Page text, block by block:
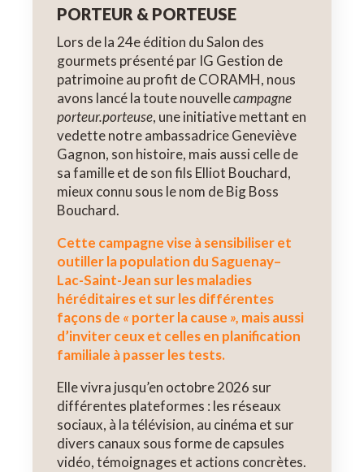
PORTEUR & PORTEUSE
Lors de la 24e édition du Salon des
gourmets présenté par IG Gestion de
patrimoine au profit de CORAMH, nous
avons lancé la toute nouvellecampagne
porteur.porteuse, une initiative mettant en
vedette notre ambassadrice Geneviève
Gagnon, son histoire, mais aussi celle de
sa famille et de son fils Elliot Bouchard,
mieux connu sous le nom de Big Boss
Bouchard.
Cette campagne vise à sensibiliser et
outiller la population du Saguenay–
Lac-Saint-Jean sur les maladies
héréditaires et sur les différentes
façons de « porter la cause », mais aussi
d’inviter ceux et celles en planification
familiale à passer les tests.
Elle vivra jusqu’en octobre 2026 sur
différentes plateformes : les réseaux
sociaux, à la télévision, au cinéma et sur
divers canaux sous forme de capsules
vidéo, témoignages et actions concrètes.